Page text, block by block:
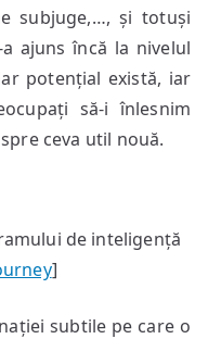
subjuge,…, și totuși
ajuns încă la nivelul
potențial există, iar
să-i înlesnim
ceva util nouă.
de inteligență
]
subtile pe care o